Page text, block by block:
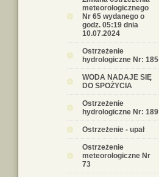
meteorologicznego
Nr 65 wydanego o
godz. 05:19 dnia
10.07.2024
Ostrzeżenie
hydrologiczne Nr: 185
WODA NADAJE SIĘ
DO SPOŻYCIA
Ostrzeżenie
hydrologiczne Nr: 189
Ostrzeżenie - upał
Ostrzeżenie
meteorologiczne Nr
73